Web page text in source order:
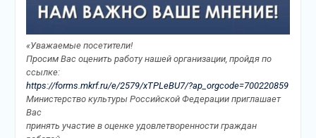
«Уважаемые посетители!
Просим Вас оценить работу нашей организации, пройдя по
ссылке:
https://forms.mkrf.ru/e/2579/xTPLeBU7/?ap_orgcode=700220859
Министерство культуры Российской Федерации приглашает
Вас
принять участие в оценке удовлетворенности граждан